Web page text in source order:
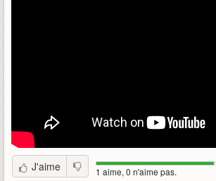
J'aime 1 aime, 0 n'aime pas.